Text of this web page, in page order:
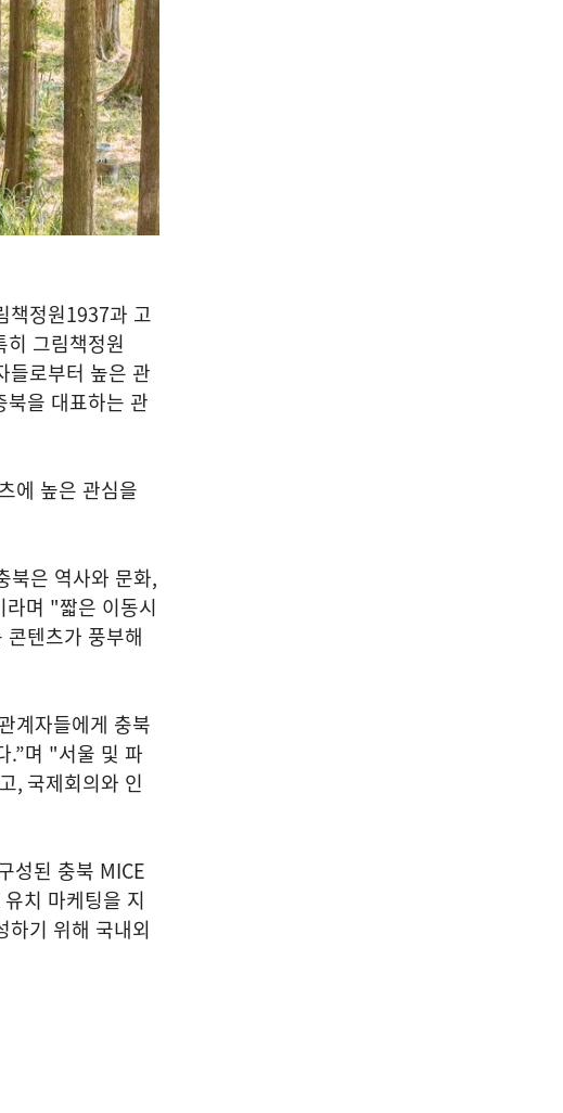
책정원1937과 고
히 그림책정원
들로부터 높은 관
을 대표하는 관
에 높은 관심을
북은 역사와 문화,
라며 "짧은 이동시
텐츠가 풍부해
계자들에게 충북
.”며 "서울 및 파
, 국제회의와 인
성된 충북 MICE
유치 마케팅을 지
하기 위해 국내외